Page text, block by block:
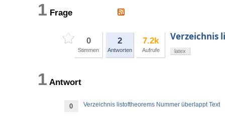
1 Frage
0
Stimmen
2
Antworten
7.2k
Aufrufe
Verzeichnis
latex
1 Antwort
0 Verzeichnis listoftheorems Nummer überlappt Text